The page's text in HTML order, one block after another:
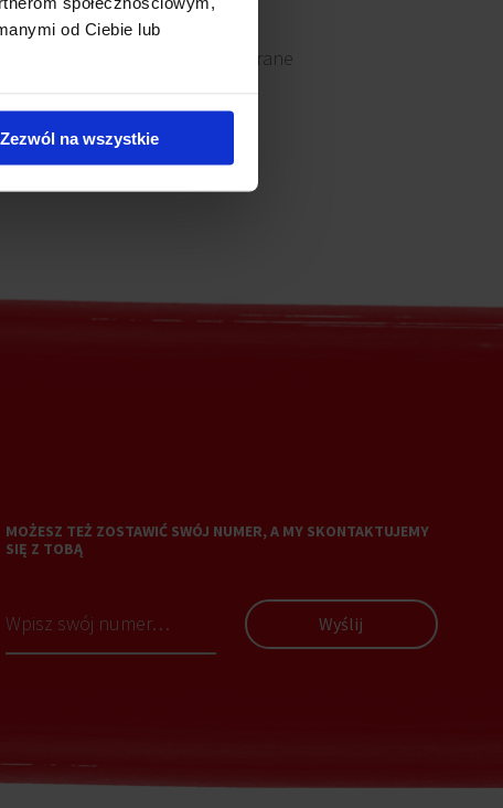
od Ciebie lub
Zezwól na wszystkie
Okna otwierane
MOŻESZ TEŻ ZOSTAWIĆ SWÓJ NUMER, A MY SKONTAKTUJEMY
SIĘ Z TOBĄ
Wyślij